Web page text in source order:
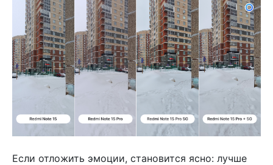
Если отложить эмоции, становится ясно: лучше